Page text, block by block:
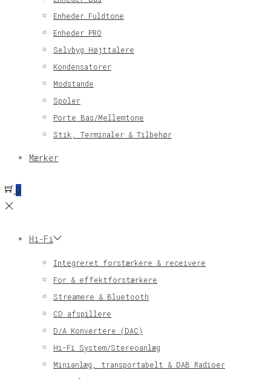
Enheder Fuldtone
Enheder PRO
Selvbyg Højttalere
Kondensatorer
Modstande
Spoler
Porte Bas/Mellemtone
Stik, Terminaler & Tilbehør
Mærker
0
Hi-Fi
Integreret forstærkere & receivere
For & effektforstærkere
Streamere & Bluetooth
CD afspillere
D/A Konvertere (DAC)
Hi-Fi System/Stereoanlæg
Minianlæg, transportabelt & DAB Radioer